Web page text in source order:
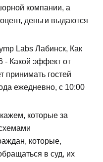
компании, а
деньги выдаются
Labs Лабинск, Как
- Какой эффект от
принимать гостей
ежедневно, с 10:00
которые за
которые,
в суд, их